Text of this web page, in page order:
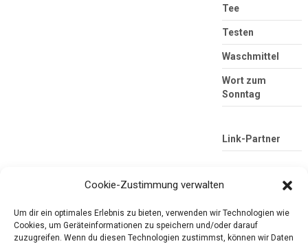
Tee
Testen
Waschmittel
Wort zum
Sonntag
Link-Partner
Cookie-Zustimmung verwalten
Um dir ein optimales Erlebnis zu bieten, verwenden wir Technologien wie
Cookies, um Geräteinformationen zu speichern und/oder darauf
zuzugreifen. Wenn du diesen Technologien zustimmst, können wir Daten